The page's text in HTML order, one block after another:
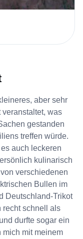
aber sehr
veranstaltet, was
gestanden
treffen würde.
auch leckeren
kulinarisch
verschiedenen
Bullen im
Deutschland-Trikot
recht schnell als
durfte sogar ein
mich mit meinem